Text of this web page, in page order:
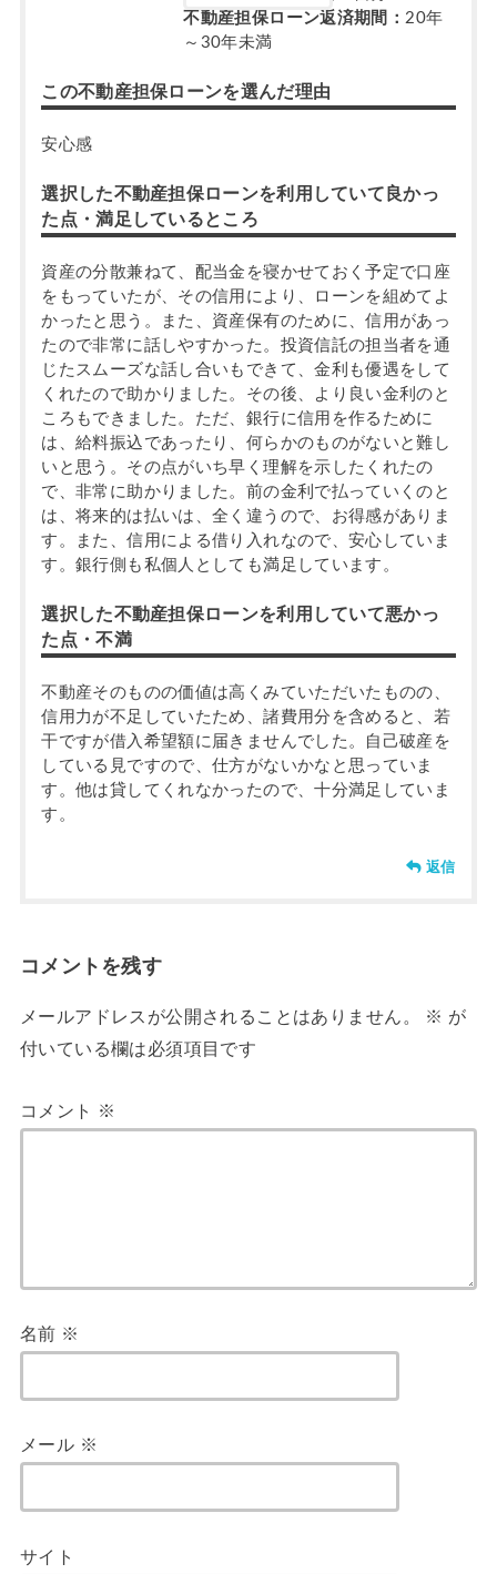
不動産担保ローン返済期間： 20年
～30年未満
この不動産担保ローンを選んだ理由
安心感
選択した不動産担保ローンを利用していて良かっ
た点・満足しているところ
資産の分散兼ねて、配当金を寝かせておく予定で口座
をもっていたが、その信用により、ローンを組めてよ
かったと思う。また、資産保有のために、信用があっ
たので非常に話しやすかった。投資信託の担当者を通
じたスムーズな話し合いもできて、金利も優遇をして
くれたので助かりました。その後、より良い金利のと
ころもできました。ただ、銀行に信用を作るために
は、給料振込であったり、何らかのものがないと難し
いと思う。その点がいち早く理解を示したくれたの
で、非常に助かりました。前の金利で払っていくのと
は、将来的は払いは、全く違うので、お得感がありま
す。また、信用による借り入れなので、安心していま
す。銀行側も私個人としても満足しています。
選択した不動産担保ローンを利用していて悪かっ
た点・不満
不動産そのものの価値は高くみていただいたものの、
信用力が不足していたため、諸費用分を含めると、若
干ですが借入希望額に届きませんでした。自己破産を
している見ですので、仕方がないかなと思っていま
す。他は貸してくれなかったので、十分満足していま
す。
返信
コメントを残す
メールアドレスが公開されることはありません。 ※ が
付いている欄は必須項目です
コメント ※
名前 ※
メール ※
サイト